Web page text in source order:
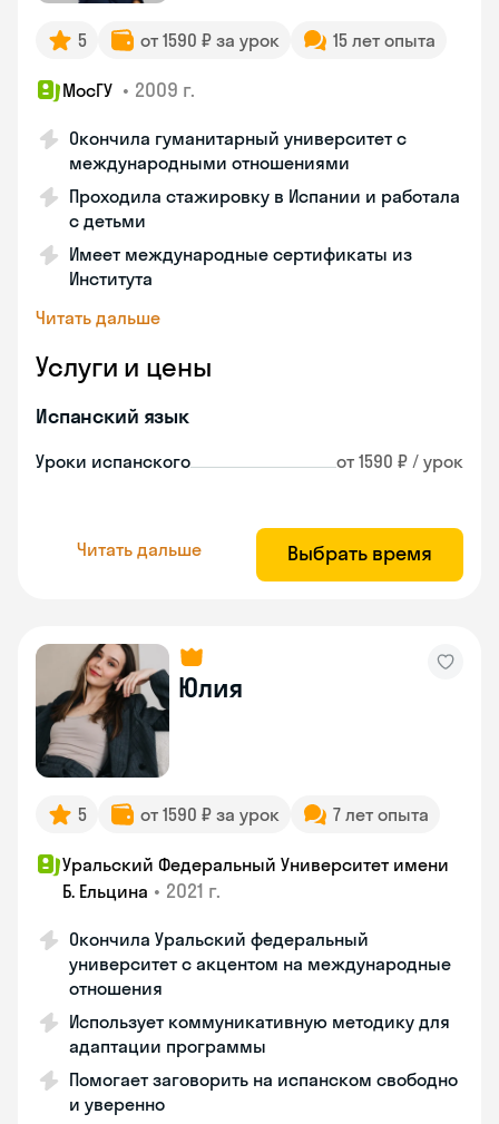
5 от 1590 ₽ за урок 15 лет опыта
МосГУ • 2009 г.
Окончила гуманитарный университет с
международными отношениями
Проходила стажировку в Испании и работала
с детьми
Имеет международные сертификаты из
Института
Читать дальше
Услуги и цены
Испанский язык
Уроки испанского от 1590 ₽ / урок
Читать дальше Выбрать время
Юлия
5 от 1590 ₽ за урок 7 лет опыта
Уральский Федеральный Университет имени
Б. Ельцина • 2021 г.
Окончила Уральский федеральный
университет с акцентом на международные
отношения
Использует коммуникативную методику для
адаптации программы
Помогает заговорить на испанском свободно
и уверенно